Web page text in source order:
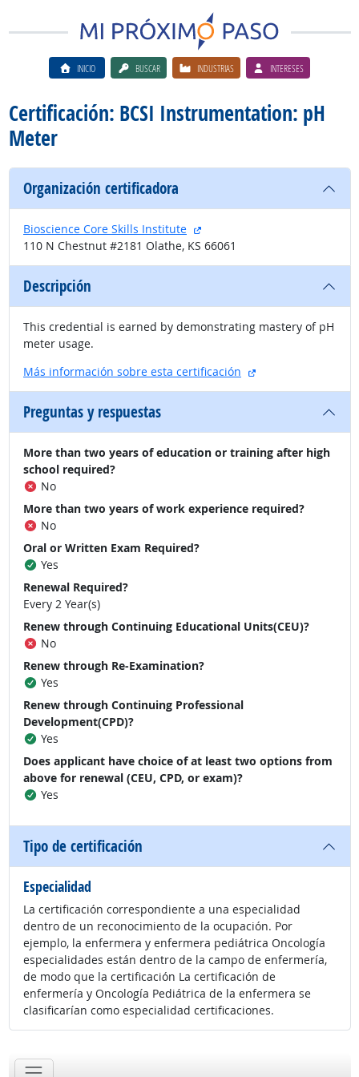
INICIO BUSCAR INDUSTRIAS INTERESES
Certificación: BCSI Instrumentation: pH
Meter
Organización certificadora
Bioscience Core Skills Institute
sitio externo
110 N Chestnut #2181 Olathe, KS 66061
Descripción
This credential is earned by demonstrating mastery of pH
meter usage.
Más información sobre esta certificación
sitio externo
Preguntas y respuestas
More than two years of education or training after high
school required?
No
More than two years of work experience required?
No
Oral or Written Exam Required?
Yes
Renewal Required?
Every 2 Year(s)
Renew through Continuing Educational Units(CEU)?
No
Renew through Re-Examination?
Yes
Renew through Continuing Professional
Development(CPD)?
Yes
Does applicant have choice of at least two options from
above for renewal (CEU, CPD, or exam)?
Yes
Tipo de certificación
Especialidad
La certificación correspondiente a una especialidad
dentro de un reconocimiento de la ocupación. Por
ejemplo, la enfermera y enfermera pediátrica Oncología
especialidades están dentro de la campo de enfermería,
de modo que la certificación La certificación de
enfermería y Oncología Pediátrica de la enfermera se
clasificarían como especialidad certificaciones.